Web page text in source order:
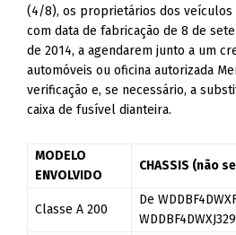
(4/8), os proprietários dos veículos
com data de fabricação de 8 de
de 2014, a agendarem junto a um
automóveis ou oficina autorizada
verificação e, se necessário, a
caixa de fusível dianteira.
MODELO
ENVOLVIDO
CHASSIS (não
Classe A 200
De